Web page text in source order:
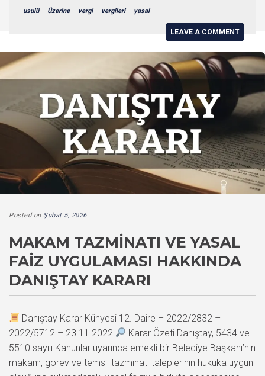
usulü Üzerine vergi vergileri yasal
LEAVE A COMMENT
Posted on Şubat 5, 2026
MAKAM TAZMINATI VE YASAL
FAIZ UYGULAMASI HAKKINDA
DANIŞTAY KARARI
Danıştay Karar Künyesi 12. Daire – 2022/2832 –
2022/5712 – 23.11.2022
Karar Özeti Danıştay, 5434 ve
5510 sayılı Kanunlar uyarınca emekli bir Belediye Başkanı’nın
makam, görev ve temsil tazminatı taleplerinin hukuka uygun